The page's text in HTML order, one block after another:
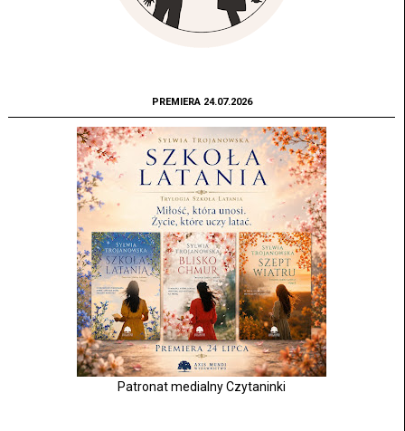
PREMIERA 24.07.2026
Patronat medialny Czytaninki